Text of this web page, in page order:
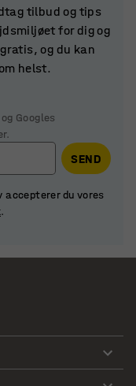
tilbud og tips
for dig og
og du kan
helst.
Googles
SEND
accepterer du vores
.